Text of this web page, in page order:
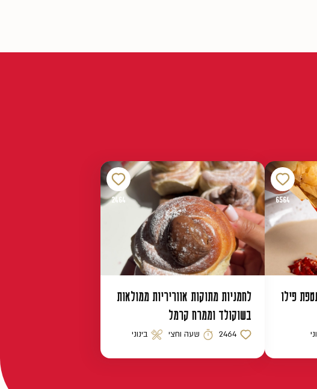
6564
פילו
2464
לחמניות מתוקות אווריריות ממולאות
בשוקולד וממרח קרמל
כמות לייקים
2464 זמן הכנהשעה וחצי רמת קושי
בינוני